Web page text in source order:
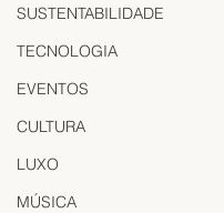
SUSTENTABILIDADE
TECNOLOGIA
EVENTOS
CULTURA
LUXO
MÚSICA